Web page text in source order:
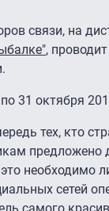
связи, на
,
31 октября
тех, кто
предложено
необходимо
сетей
самого